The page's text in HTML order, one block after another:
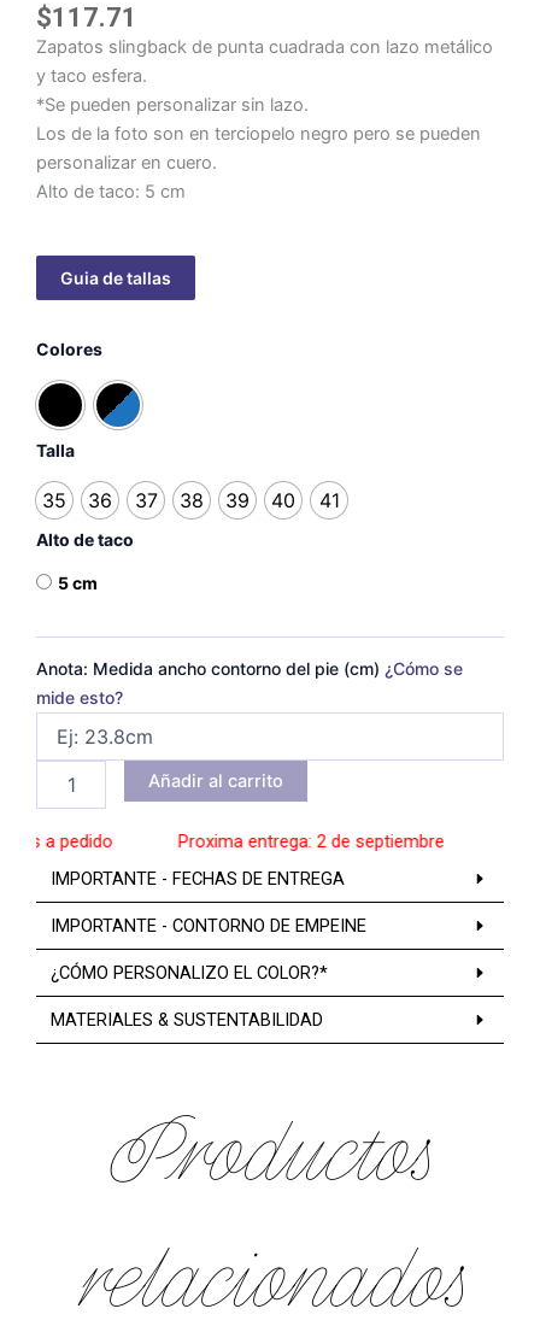
$117.71
Zapatos slingback de punta cuadrada con lazo metálico
y taco esfera.
*Se pueden personalizar sin lazo.
Los de la foto son en terciopelo negro pero se pueden
personalizar en cuero.
Alto de taco: 5 cm
Colores
Talla
35 36 37 38 39 40 41
Alto de taco
5 cm
Anota: Medida ancho contorno del pie (cm) ¿Cómo se
mide esto?
Velvet
con
lazo
metálico
cantidad
Añadir al carrito
a pedido______ Proxima entrega: 2 de septiembre______
IMPORTANTE - FECHAS DE ENTREGA
IMPORTANTE - CONTORNO DE EMPEINE
¿CÓMO PERSONALIZO EL COLOR?*
MATERIALES & SUSTENTABILIDAD
Productos
relacionados